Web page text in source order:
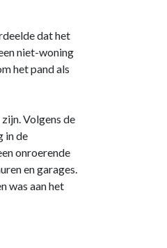
dat het
niet-woning
het pand als
Volgens de
in de
onroerende
en garages.
was aan het